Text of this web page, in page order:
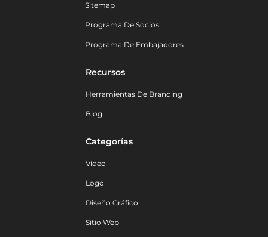
Sitemap
Programa De Socios
Programa De Embajadores
Recursos
Herramientas De Branding
Blog
Categorías
Vídeo
Logo
Diseño Gráfico
Sitio Web